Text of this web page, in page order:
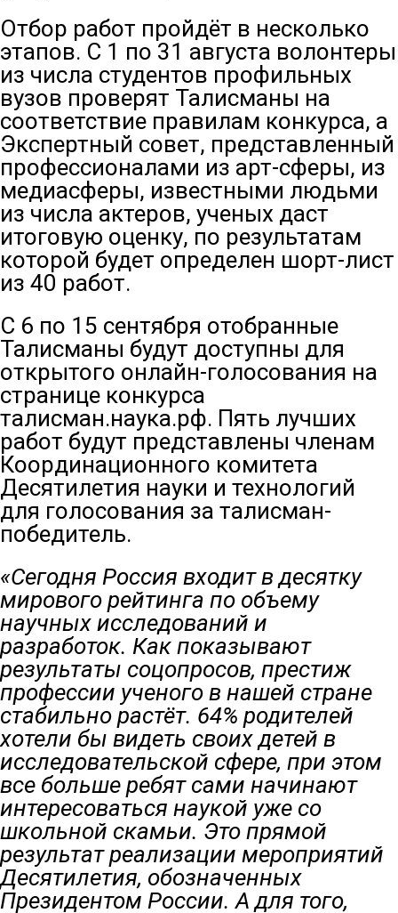
Отбор работ пройдёт в несколько
этапов. С 1 по 31 августа волонтеры
из числа студентов профильных
вузов проверят Талисманы на
соответствие правилам конкурса, а
Экспертный совет, представленный
профессионалами из арт-сферы, из
медиасферы, известными людьми
из числа актеров, ученых даст
итоговую оценку, по результатам
которой будет определен шорт-лист
из 40 работ.
С 6 по 15 сентября отобранные
Талисманы будут доступны для
открытого онлайн-голосования на
странице конкурса
талисман.наука.рф. Пять лучших
работ будут представлены членам
Координационного комитета
Десятилетия науки и технологий
для голосования за талисман-
победитель.
«Сегодня Россия входит в десятку
мирового рейтинга по объему
научных исследований и
разработок. Как показывают
результаты соцопросов, престиж
профессии ученого в нашей стране
стабильно растёт. 64% родителей
хотели бы видеть своих детей в
исследовательской сфере, при этом
все больше ребят сами начинают
интересоваться наукой уже со
школьной скамьи. Это прямой
результат реализации мероприятий
Десятилетия, обозначенных
Президентом России. А для того,